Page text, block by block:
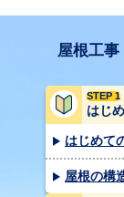
屋根工事
STEP 1
はじ
はじめて
屋根の構